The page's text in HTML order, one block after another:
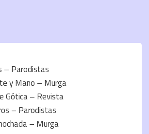
– Parodistas
y Mano – Murga
Gótica – Revista
– Parodistas
– Murga